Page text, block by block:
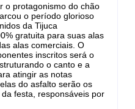
o protagonismo do chão
o período glorioso
da Tijuca
gratuita para suas alas
alas comerciais. O
inscritos será o
o canto e a
atingir as notas
do asfalto serão os
festa, responsáveis por